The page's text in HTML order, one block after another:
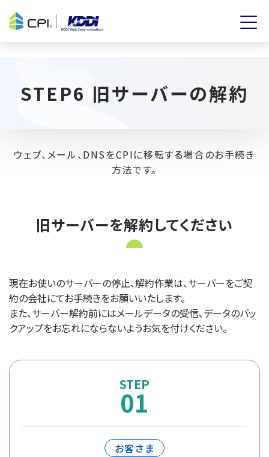
STEP6 旧サーバーの解約
ウェブ、メール、DNSをCPIに移転する場合のお手続き
方法です。
旧サーバーを解約してください
現在お使いのサーバーの停止、解約作業は、サーバーをご契
約の会社にてお手続きをお願いいたします。
また、サーバー解約前にはメールデータの受信、データのバッ
クアップをお忘れにならないようお気を付けください。
01
お客さま